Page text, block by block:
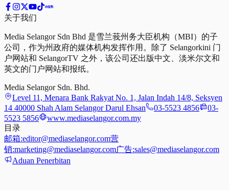
关于我们
Media Selangor Sdn Bhd 是雪兰莪州务大臣机构（MBI）的子
公司，作为州政府的媒体机构发挥作用。除了 Selangorkini 门
户网站和 SelangorTV 之外，该公司还出版中文、淡米尔文和
英文的门户网站和报纸。
Media Selangor Sdn. Bhd.
Level 11, Menara Bank Rakyat No. 1, Jalan Indah 14/8, Seksyen
14 40000 Shah Alam Selangor Darul Ehsan
03-5523 4856
03-
5523 5856
www.mediaselangor.com.my
目录
邮箱:editor@mediaselangor.com营
销:marketing@mediaselangor.com广告:sales@mediaselangor.com
Aduan Penerbitan